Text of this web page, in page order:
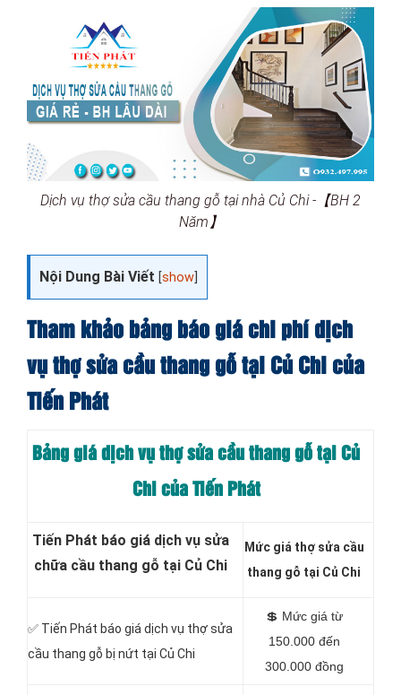
Dịch vụ thợ sửa cầu thang gỗ tại nhà Củ Chi -【BH 2
Năm】
Nội Dung Bài Viết [show
Tham khảo bảng báo giá chi phí dịch
vụ thợ sửa cầu thang gỗ tại Củ Chi của
Tiến Phát
Bảng giá dịch vụ thợ sửa cầu thang gỗ tại Củ
Chi của Tiến Phát
Tiến Phát báo giá dịch vụ sửa
chữa cầu thang gỗ tại Củ Chi
Mức giá thợ sửa cầu
thang gỗ tại Củ Chi
✅ Tiến Phát báo giá dịch vụ thợ sửa
cầu thang gỗ bị nứt tại Củ Chi
💲 Mức giá từ
150.000 đến
300.000 đồng